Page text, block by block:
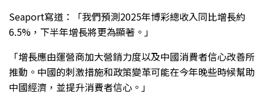
Seaport寫道：「我們預測2025年博彩總收入同比增長約
6.5%，下半年增長將更為顯著。」
「增長應由運營商加大營銷力度以及中國消費者信心改善所
推動。中國的刺激措施和政策變革可能在今年晚些時候幫助
中國經濟，並提升消費者信心。」